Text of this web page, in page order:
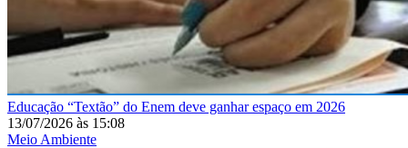
Educação “Textão” do Enem deve ganhar espaço em 2026
13/07/2026 às 15:08
Meio Ambiente